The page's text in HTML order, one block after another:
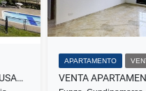
VENTA DE CASA EN LA PAMPA FUSAGASUGA
APARTAMENTO